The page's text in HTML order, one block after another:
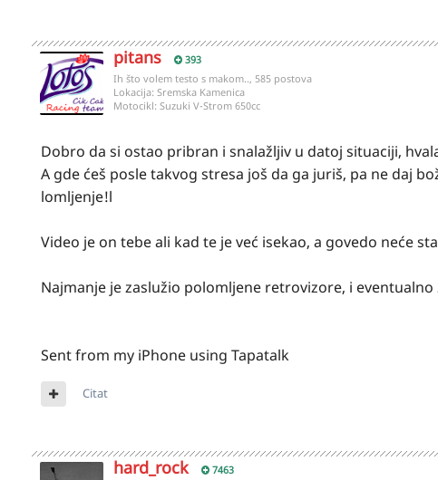
pitans 393
Ih što volem testo s makom.., 585 postova
Lokacija: Sremska Kamenica
Motocikl: Suzuki V-Strom 650cc
Dobro da si ostao pribran i snalažljiv u datoj situaciji,
A gde ćeš posle takvog stresa još da ga juriš, pa ne daj
lomljenje!l
Video je on tebe ali kad te je već isekao, a govedo neće
Najmanje je zaslužio polomljene retrovizore, i eventualno
Sent from my iPhone using Tapatalk
Citat
hard_rock 7463